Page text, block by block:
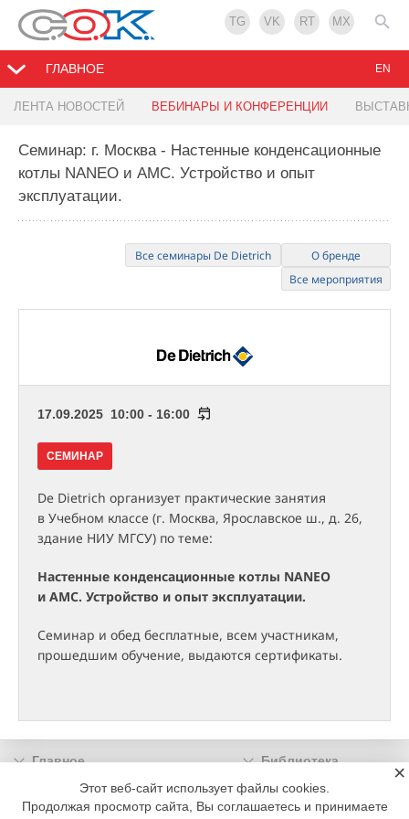
TG VK RT MX
ГЛАВНОЕ
ЛЕНТА НОВОСТЕЙ ВЕБИНАРЫ И КОНФЕРЕНЦИИ
EN
Семинар: г. Москва - Настенные конденсационные
котлы NANEO и AMC. Устройство и опыт
эксплуатации.
Все семинары De Dietrich
О бренде
Все мероприятия
17.09.2025 10:00 - 16:00
СЕМИНАР
De Dietrich организует практические занятия
в Учебном классе (г. Москва, Ярославское ш., д. 26,
здание НИУ МГСУ) по теме:
Настенные конденсационные котлы NANEO
и AMC. Устройство и опыт эксплуатации.
Семинар и обед бесплатные, всем участникам,
прошедшим обучение, выдаются сертификаты.
Главное
Библиотека
Подписка
Реклама
Информация
Этот веб-сайт использует файлы cookies.
Продолжая просмотр сайта, Вы соглашаетесь и принимаете
×